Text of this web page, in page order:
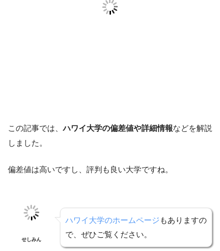
この記事では、ハワイ大学の偏差値や詳細情報などを解説
しました。
偏差値は高いですし、評判も良い大学ですね。
せしみん
ハワイ大学のホームページ もありますの
で、ぜひご覧ください。